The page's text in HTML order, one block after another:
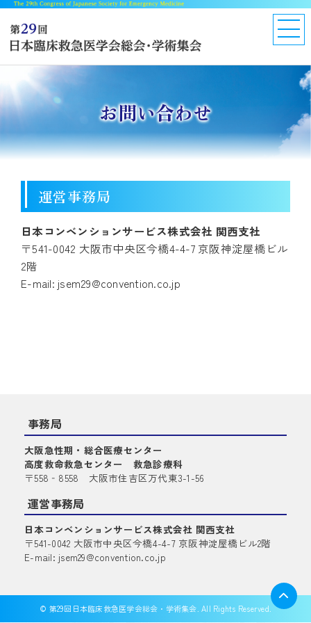
お問い合わせ
運営事務局
日本コンベンションサービス株式会社 関西支社
〒541-0042 大阪市中央区今橋4-4-7 京阪神淀屋橋ビル
2階
E-mail: jsem29@convention.co.jp
事務局
大阪急性期・総合医療センター
高度救命救急センター 救急診療科
〒558‐8558 大阪市住吉区万代東3-1-56
運営事務局
日本コンベンションサービス株式会社 関西支社
〒541-0042 大阪市中央区今橋4-4-7 京阪神淀屋橋ビル2階
E-mail: jsem29@convention.co.jp
© 第29回日本臨床救急医学会総会・学術集会. All Rights Reserved.